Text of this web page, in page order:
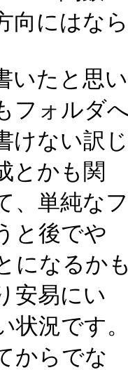
向にはな
たと思
フォルダ
けない訳
とかも関
、単純な
と後でや
になるか
安易にい
状況です
からでな